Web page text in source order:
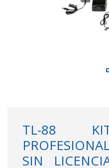
TL-88
SIN